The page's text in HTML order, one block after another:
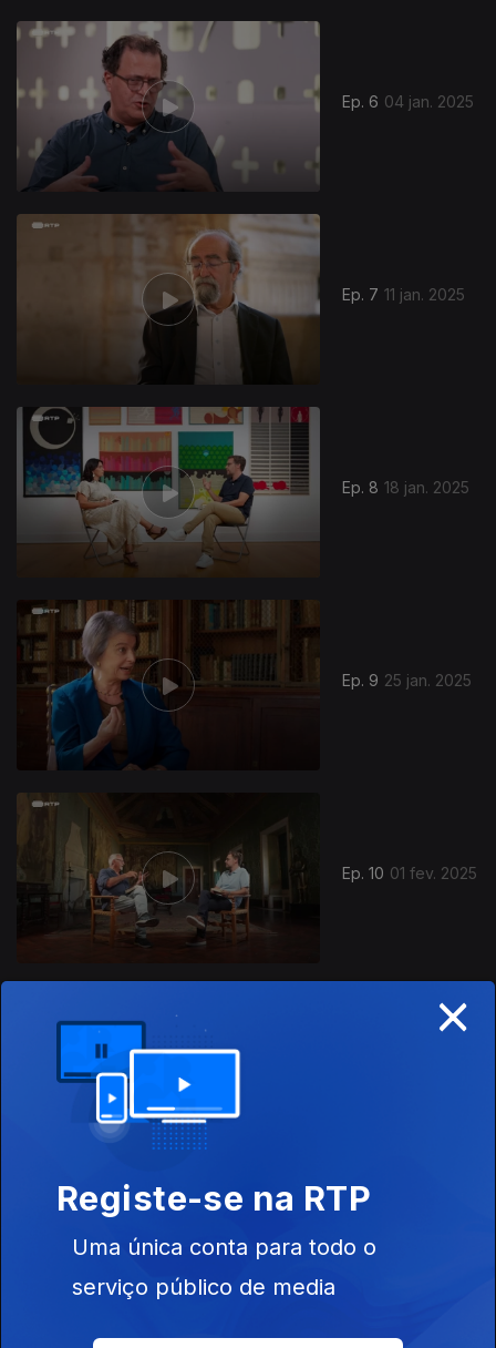
Ep. 6 04 jan. 2025
Ep. 7 11 jan. 2025
Ep. 8 18 jan. 2025
Ep. 9 25 jan. 2025
Ep. 10 01 fev. 2025
Ep. 12
×
Registe-se na RTP
Uma única conta para todo o
serviço público de media